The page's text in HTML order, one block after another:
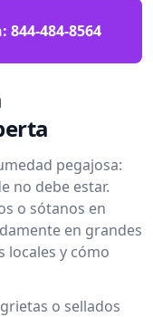
844-484-8564
pegajosa:
no debe estar.
o sótanos en
en grandes
locales y cómo
o sellados